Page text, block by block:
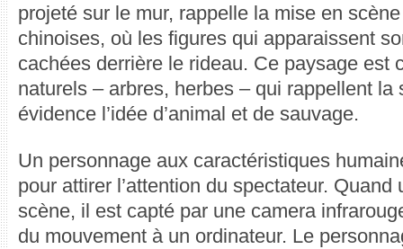
projeté sur le mur, rappelle la mise en
chinoises, où les figures qui apparaissent
cachées derrière le rideau. Ce paysage est
naturels – arbres, herbes – qui rappellent la
évidence l’idée d’animal et de sauvage.
Un personnage aux caractéristiques
pour attirer l’attention du spectateur.
scène, il est capté par une camera
du mouvement à un ordinateur. Le